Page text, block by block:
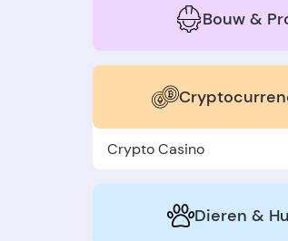
Bouw &
Crypto Casino
Dieren &